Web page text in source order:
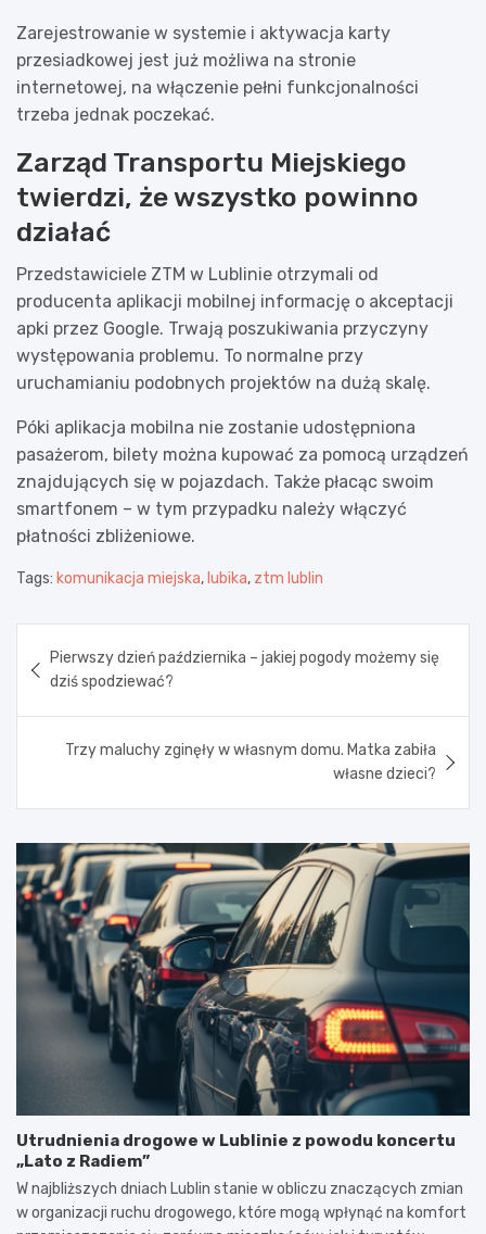
Zarejestrowanie w systemie i aktywacja karty
przesiadkowej jest już możliwa na stronie
internetowej, na włączenie pełni funkcjonalności
trzeba jednak poczekać.
Zarząd Transportu Miejskiego
twierdzi, że wszystko powinno
działać
Przedstawiciele ZTM w Lublinie otrzymali od
producenta aplikacji mobilnej informację o akceptacji
apki przez Google. Trwają poszukiwania przyczyny
występowania problemu. To normalne przy
uruchamianiu podobnych projektów na dużą skalę.
Póki aplikacja mobilna nie zostanie udostępniona
pasażerom, bilety można kupować za pomocą urządzeń
znajdujących się w pojazdach. Także płacąc swoim
smartfonem – w tym przypadku należy włączyć
płatności zbliżeniowe.
Tags: komunikacja miejska, lubika, ztm lublin
wpisu
Pierwszy dzień października – jakiej pogody możemy się
dziś spodziewać?
Trzy maluchy zginęły w własnym domu. Matka zabiła
własne dzieci?
Utrudnienia drogowe w Lublinie z powodu koncertu
„Lato z Radiem”
W najbliższych dniach Lublin stanie w obliczu znaczących zmian
w organizacji ruchu drogowego, które mogą wpłynąć na komfort